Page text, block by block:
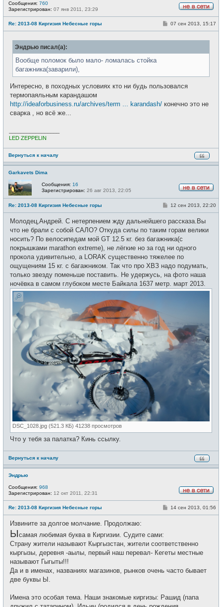
в
с
Сообщения: 760
Зарегистрирован: 07 янв 2011, 23:29
Re: 2013-08 Киргизия Небесные горы
С
б
е
07 сен 2013, 15:17
Эндрью писал(а):
Вообще поломок было мало- ломалась стойка
багажника(заварили),
Интересно, в походных условиях кто ни будь пользовался
термопаяльным карандашом
http://ideaforbusiness.ru/archives/term ... karandash/ конечно это не
сварка , но всё же...
LED ZEPPELIN
Вернуться к началу
Garkavets Dima
е
в
с
Сообщения: 16
Зарегистрирован: 26 авг 2013, 22:05
Re: 2013-08 Киргизия Небесные горы
С
б
щ
н
и
12 сен 2013, 22:20
Молодец,Андрей. С нетерпением жду дальнейшего рассказа.Вы
что не брали с собой САЛО? Откуда силы по таким горам велики
носить? По велосипедам мой GT 12.5 кг. без багажника(с
покрышками marathon extreme), не лёгкие но за год ни одного
прокола удивительно, а LORAK существенно тяжелее по
ощущениям 15 кг. с багажником. Так что про ХВЗ надо подумать,
только звезду поменьше поставить. Не удержусь, на фото наша
ночёвка в самом глубоком месте Байкала 1637 метр. март 2013.
DSC_1028.jpg (521.3 КБ) 41238 просмотров
Что у тебя за палатка? Кинь ссылку.
Вернуться к началу
Эндрью
в
с
Сообщения: 968
Зарегистрирован: 12 окт 2011, 22:31
Re: 2013-08 Киргизия Небесные горы
С
н
е
14 сен 2013, 01:56
Извините за долгое молчание. Продолжаю:
Ысамая любимая буква в Киргизии. Судите сами:
Страну жители называют Кыргызстан, жители соответственно
кыргызы, деревня -аылы, первый наш перевал- Кегеты местные
называют Гыгыты!!!
Да и в именах, названиях магазинов, рынков очень часто бывает
две буквы Ы.
Имена это особая тема. Наши знакомые киргизы: Рашид (папа